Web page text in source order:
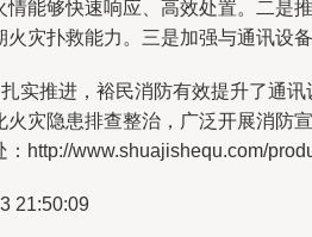
情能够快速响应、高效处置。二是
火灾扑救能力。三是加强与通讯设
扎实推进，裕民消防有效提升了通
灾隐患排查整治，广泛开展消防
http://www.shuajishequ.com/
21:50:09